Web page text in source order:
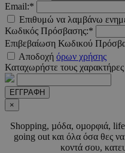
Email:*
Επιθυμώ να λαμβάνω
Κωδικός Πρόσβασης:*
Επιβεβαίωση Κωδικού
Αποδοχή όρων χρήσης
Καταχωρήστε τους
ΕΓΓΡΑΦΗ
×
Shopping, µόδα, οµορφιά,
going out και όλα όσα θες
κοντά σου,
takeOverCookie